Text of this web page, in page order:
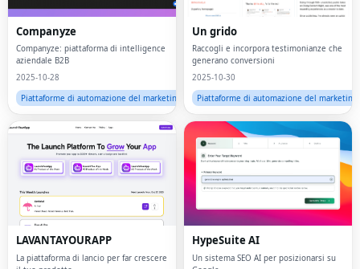
Companyze
Companyze: piattaforma di intelligence
aziendale B2B
2025-10-28
Piattaforme di automazione del marketing
Un grido
Raccogli e incorpora testimonianze che
generano conversioni
2025-10-30
Piattaforme di automazione del marketing
LAVANTAYOURAPP
La piattaforma di lancio per far crescere
HypeSuite AI
Un sistema SEO AI per posizionarsi su